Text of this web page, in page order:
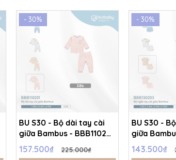
- 30%
BU S30 - Bộ dài tay cài
giữa Bambus - BBB110201
- Hồng D86 - 1-3M -
SS25.BP
157.500₫ 225.000₫
- 30%
BU S30 -
giữa
BBB130203
3M -
143.500₫